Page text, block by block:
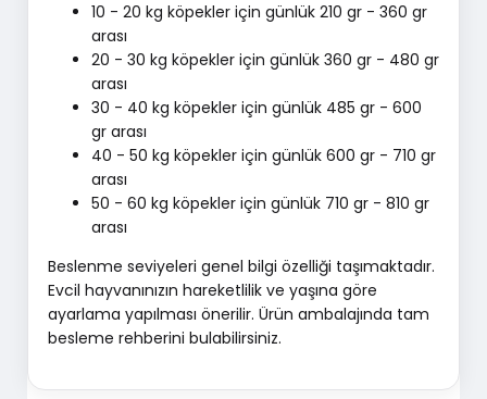
10 - 20 kg köpekler için günlük 210 gr - 360 gr
arası
20 - 30 kg köpekler için günlük 360 gr - 480 gr
arası
30 - 40 kg köpekler için günlük 485 gr - 600
gr arası
40 - 50 kg köpekler için günlük 600 gr - 710 gr
arası
50 - 60 kg köpekler için günlük 710 gr - 810 gr
arası
Beslenme seviyeleri genel bilgi özelliği taşımaktadır.
Evcil hayvanınızın hareketlilik ve yaşına göre
ayarlama yapılması önerilir. Ürün ambalajında tam
besleme rehberini bulabilirsiniz.